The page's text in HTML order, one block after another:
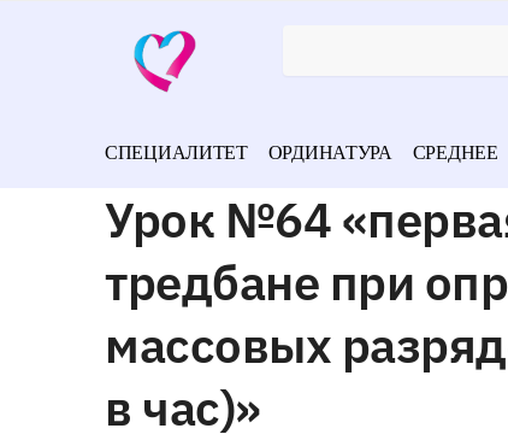
СПЕЦИАЛИТЕТ ОРДИНАТУРА СРЕДНЕЕ
Урок №64
тредбане при
массовых
в час)»